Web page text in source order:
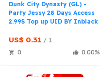
卖家信息
Dunk City Dynasty (GL) -
Party Jessy 28 Days Access
2.99$ Top up UID BY Inblack
US$ 0.31 1
0 0.00